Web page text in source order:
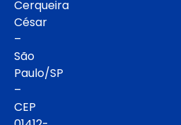
Cerqueira
César
–
São
Paulo/SP
–
CEP